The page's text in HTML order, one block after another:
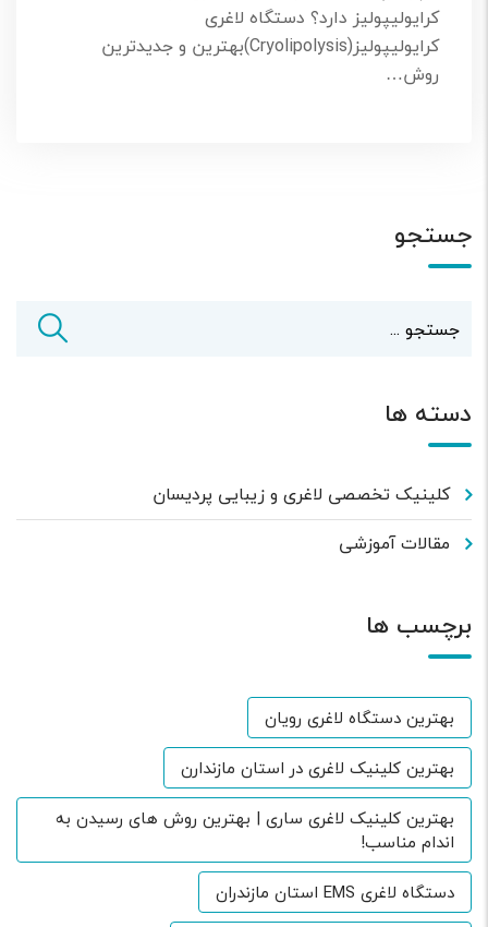
کرایولیپولیز دارد؟ دستگاه لاغری
کرایولیپولیز(Cryolipolysis)بهترین و جدیدترین
روش…
جستجو
دسته ها
کلینیک تخصصی لاغری و زیبایی پردیسان
مقالات آموزشی
برچسب ها
بهترین دستگاه لاغری رویان
بهترین کلینیک لاغری در استان مازندارن
بهترین کلینیک لاغری ساری | بهترین روش های رسیدن به
اندام مناسب!
دستگاه لاغری EMS استان مازندران